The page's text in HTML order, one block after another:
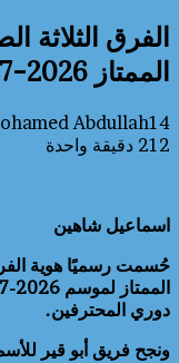
الفرق الثلاثة
الممتاز 2026-2027
Abdullah14 مايو، 2026
212 دقيقة واحدة
اسماعيل شاهين
حُسمت رسميًا هوية
دوري المحترفين.
ونجح فريق أبو قير